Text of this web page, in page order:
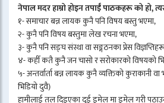
नेपाल मदर हाम्रो होइन तपाईँ पाठकहरू को हो,
१- समाचार बन्न लायक कुनै पनि विषय बस्तु भएमा,
२- कुनै पनि विषय बस्तुमा लेख रचना भएमा,
३- कुनै पनि सङ्घ संस्था वा सङ्गठनका प्रेस
४- कहीँ कतै कुनै जन चासो र सरोकारको विषयको
५- अन्तर्वार्ता बन्न लायक कुनै व्यक्तिको कुराकानी
भिडियो दुवै)
हामीलाई तल दिइएका दुई इमेल मा इमेल गरी